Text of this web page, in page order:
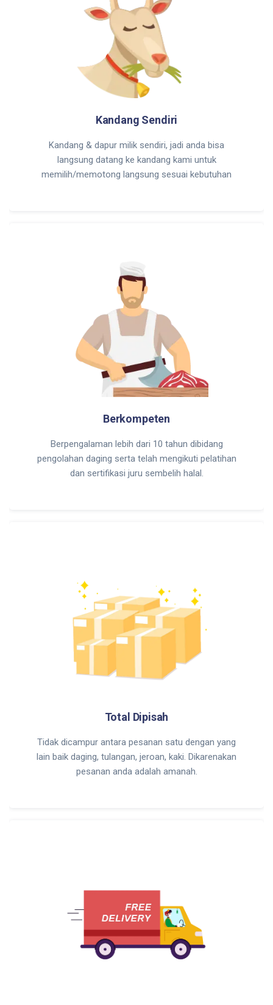
Kandang Sendiri
Kandang & dapur milik sendiri, jadi anda bisa
langsung datang ke kandang kami untuk
memilih/memotong langsung sesuai kebutuhan
Berkompeten
Berpengalaman lebih dari 10 tahun dibidang
pengolahan daging serta telah mengikuti pelatihan
dan sertifikasi juru sembelih halal.
Total Dipisah
Tidak dicampur antara pesanan satu dengan yang
lain baik daging, tulangan, jeroan, kaki. Dikarenakan
pesanan anda adalah amanah.